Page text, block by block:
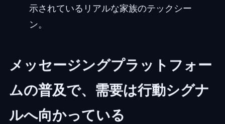
示されているリアルな家族のテックシー
ン。
メッセージングプラットフォー
ムの普及で、需要は行動シグナ
ルへ向かっている